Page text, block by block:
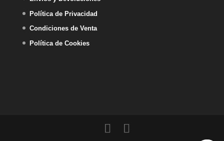
Política de Privacidad
Condiciones de Venta
Política de Cookies